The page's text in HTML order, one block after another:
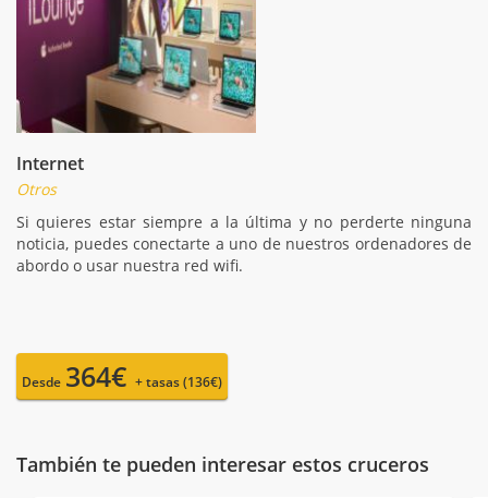
Internet
Otros
Si quieres estar siempre a la última y no perderte ninguna
noticia, puedes conectarte a uno de nuestros ordenadores de
abordo o usar nuestra red wifi.
Desde 364€ + tasas (136€)
También te pueden interesar estos cruceros